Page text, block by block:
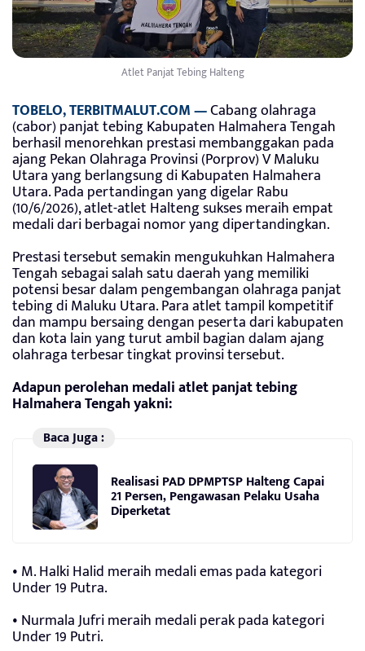
Atlet Panjat Tebing Halteng
TOBELO,TERBITMALUT.COM—Cabang olahraga
(cabor) panjat tebing Kabupaten Halmahera Tengah
berhasil menorehkan prestasi membanggakan pada
ajang Pekan Olahraga Provinsi (Porprov) V Maluku
Utara yang berlangsung di Kabupaten Halmahera
Utara. Pada pertandingan yang digelar Rabu
(10/6/2026), atlet-atlet Halteng sukses meraih empat
medali dari berbagai nomor yang dipertandingkan.
Prestasi tersebut semakin mengukuhkan Halmahera
Tengah sebagai salah satu daerah yang memiliki
potensi besar dalam pengembangan olahraga panjat
tebing di Maluku Utara. Para atlet tampil kompetitif
dan mampu bersaing dengan peserta dari kabupaten
dan kota lain yang turut ambil bagian dalam ajang
olahraga terbesar tingkat provinsi tersebut.
Adapun perolehan medali atlet panjat tebing
Halmahera Tengah yakni:
Baca Juga :
Realisasi PAD DPMPTSP Halteng Capai
21 Persen, Pengawasan Pelaku Usaha
Diperketat
• M. Halki Halid meraih medali emas pada kategori
Under 19 Putra.
• Nurmala Jufri meraih medali perak pada kategori
Under 19 Putri.